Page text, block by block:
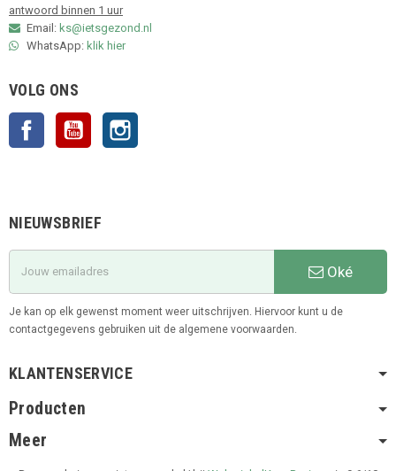
antwoord binnen 1 uur
Email: ks@ietsgezond.nl
WhatsApp: klik hier
VOLG ONS
Facebook YouTube
NIEUWSBRIEF
Oké
Je kan op elk gewenst moment weer uitschrijven. Hiervoor kunt u de
contactgegevens gebruiken uit de algemene voorwaarden.
KLANTENSERVICE
Producten
Meer